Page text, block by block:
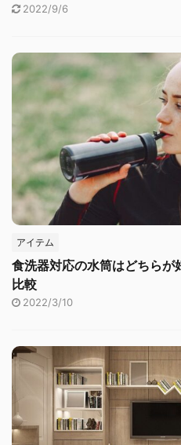
2022/9/6
アイテム
食洗器対応の水筒はどちら
比較
2022/3/10